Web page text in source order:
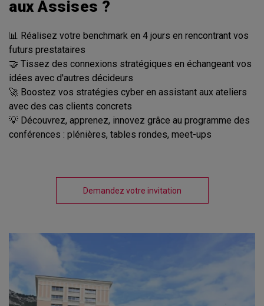
aux Assises ?
📊 Réalisez votre benchmark en 4 jours en rencontrant vos
futurs prestataires
🤝 Tissez des connexions stratégiques en échangeant vos
idées avec d'autres décideurs
🚀 Boostez vos stratégies cyber en assistant aux ateliers
avec des cas clients concrets
💡 Découvrez, apprenez, innovez grâce au programme des
conférences : plénières, tables rondes, meet-ups
Demandez votre invitation